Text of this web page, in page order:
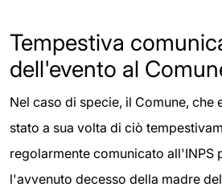
Tempestiva
dell'evento al
Nel caso di specie, il Comune, che
stato a sua volta di ciò
regolarmente comunicato all'INPS
l'avvenuto decesso della madre